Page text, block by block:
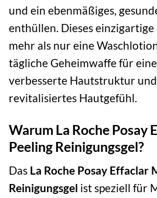
und ein ebenmäßiges,
enthüllen. Dieses einzigartige
mehr als nur eine
tägliche Geheimwaffe für
verbesserte Hautstruktur
revitalisiertes Hautgefühl.
Warum La Roche Posay
Peeling Reinigungsgel?
Das La Roche Posay Effaclar
Reinigungsgel ist speziell für